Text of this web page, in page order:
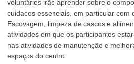
voluntários irão aprender sobre o
cuidados essenciais, em particular com
Escovagem, limpeza de cascos e
atividades em que os participantes
nas atividades de manutenção e
espaços do centro.